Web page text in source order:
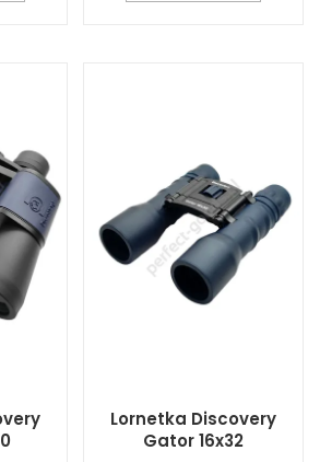
Lornetka Discovery
Gator 16x32